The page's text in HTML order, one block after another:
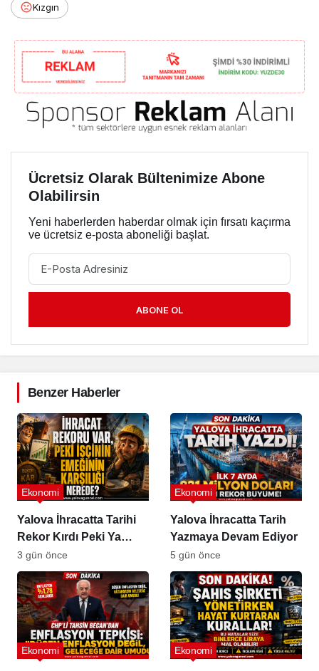
Kızgın
Ücretsiz Olarak Bültenimize Abone
Olabilirsin
Yeni haberlerden haberdar olmak için fırsatı kaçırma
ve ücretsiz e-posta aboneliği başlat.
ABONE OL
Benzer Haberler
Yalova İhracatta Tarihi
Rekor Kırdı Peki Ya
İşçinin Cüzdanı?
Ekonomi
3 gün önce
Yalova İhracatta Tarih
Yazmaya Devam Ediyor
Ekonomi
5 gün önce
Ekonomi Ekonomi